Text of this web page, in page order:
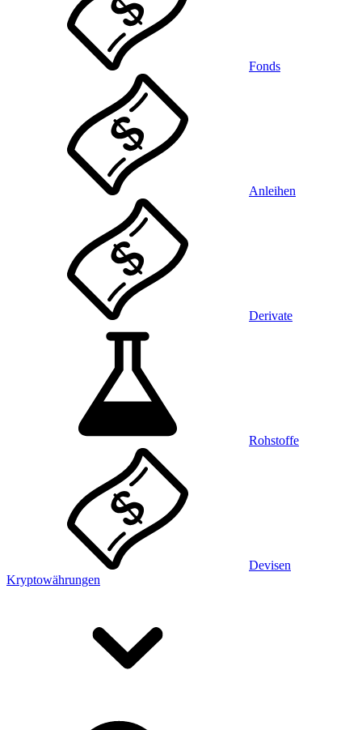
Fonds
Anleihen
Derivate
Rohstoffe
Devisen
Kryptowährungen